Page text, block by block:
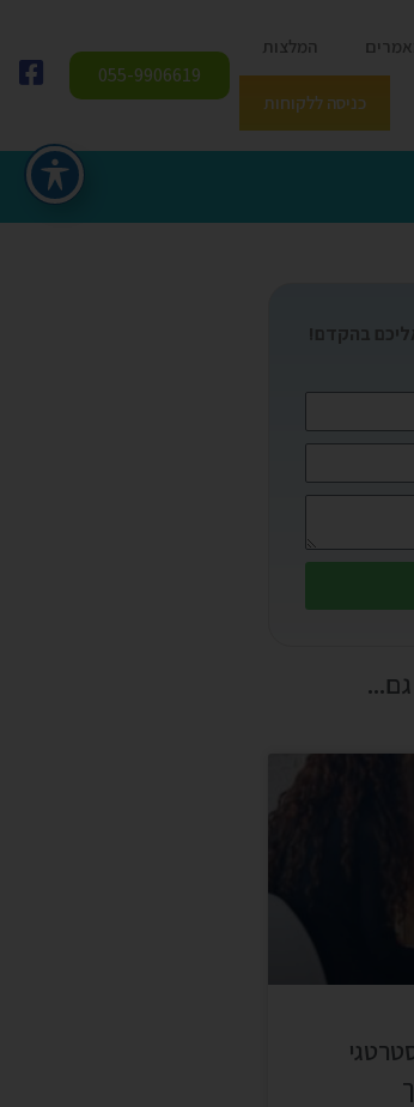
המלצות
כניסה ללקוחות
055-9906619
בהקדם!
גם...